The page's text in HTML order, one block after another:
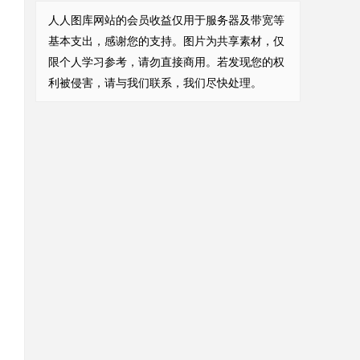
人人图库网站的会员收益仅用于服务器及带宽等
基本支出，感谢您的支持。图片为共享素材，仅
限个人学习参考，请勿直接商用。若发现您的权
利被侵害，请与我们联系，我们尽快处理。